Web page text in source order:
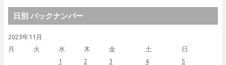
日別 バックナンバー
2023年11月
月
火 水 木 金 土 日
1 2 3 4
5